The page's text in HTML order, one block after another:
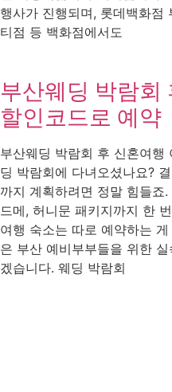
행사가 진행되며, 롯데백화점
티점 등 백화점에서도
부산웨딩 박람회
할인코드로 예약
부산웨딩 박람회 후 신혼여행
딩 박람회에 다녀오셨나요?
까지 계획하려면 정말 힘들죠
드메, 허니문 패키지까지 한
여행 숙소는 따로 예약하는
은 부산 예비부부들을 위한
겠습니다. 웨딩 박람회